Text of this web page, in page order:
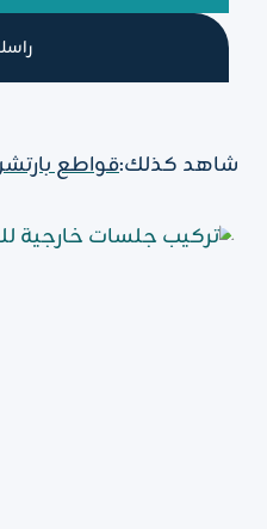
شاهد كذلك:قواطع